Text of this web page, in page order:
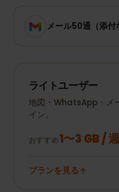
メール50通（添付
ライトユーザー
地図・WhatsApp・メ
イン。
おすすめ1〜3 GB / 週
プランを見る